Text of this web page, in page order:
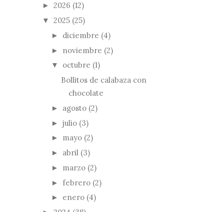
► 2026 (12)
▼ 2025 (25)
► diciembre (4)
► noviembre (2)
▼ octubre (1)
Bollitos de calabaza con
chocolate
► agosto (2)
► julio (3)
► mayo (2)
► abril (3)
► marzo (2)
► febrero (2)
► enero (4)